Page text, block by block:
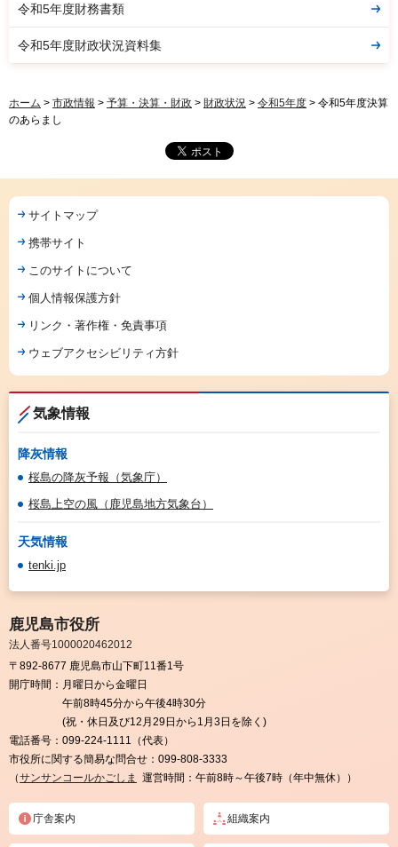
令和5年度財務書類
令和5年度財政状況資料集
ホーム > 市政情報 > 予算・決算・財政 > 財政状況 > 令和5年度 > 令和5年度決算
のあらまし
サイトマップ
携帯サイト
このサイトについて
個人情報保護方針
リンク・著作権・免責事項
ウェブアクセシビリティ方針
気象情報
降灰情報
桜島の降灰予報（気象庁）
桜島上空の風（鹿児島地方気象台）
天気情報
tenki.jp
鹿児島市役所
法人番号1000020462012
〒892-8677 鹿児島市山下町11番1号
開庁時間： 月曜日から金曜日
午前8時45分から午後4時30分
(祝・休日及び12月29日から1月3日を除く)
電話番号： 099-224-1111（代表）
市役所に関する簡易な問合せ： 099-808-3333
（サンサンコールかごしま 運営時間：午前8時～午後7時（年中無休））
庁舎案内 組織案内